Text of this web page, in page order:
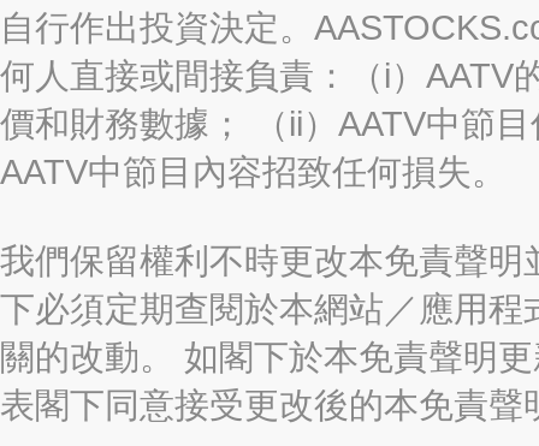
自行作出投資決定。
何人直接或間接負責：（i）AATV
價和財務數據； （ii）AATV中節
AATV中節目內容招致任何損失。
我們保留權利不時更改本免責聲
下必須定期查閱於本網站／應用
關的改動。 如閣下於本免責聲明
表閣下同意接受更改後的本免責聲